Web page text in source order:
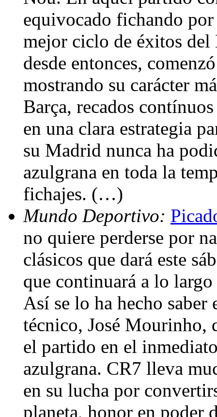
equivocado fichando
mejor ciclo de éxitos del
desde entonces,
mostrando su carácter
Barça, recados
en una clara estrategia
su Madrid nunca ha
azulgrana en toda la
fichajes. (…)
Mundo Deportivo:
no quiere perderse por
clásicos que dará este
que continuará a lo
Así se lo ha hecho saber
técnico, José Mourinho,
el partido en el
azulgrana. CR7 lleva
en su lucha por
planeta, honor en poder